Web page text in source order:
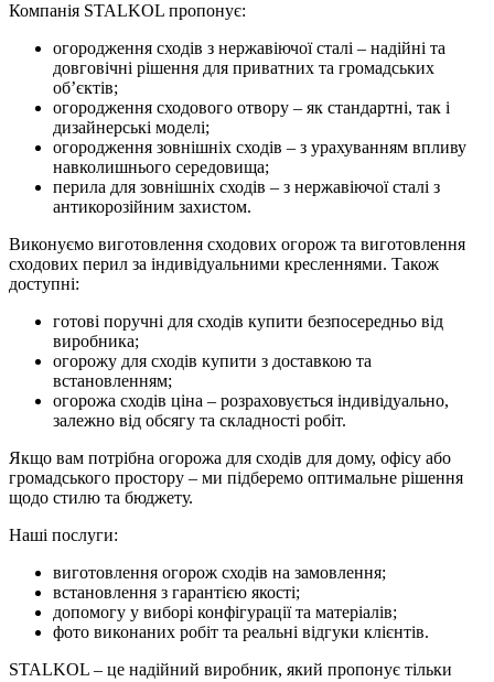
Компанія STALKOL пропонує:
огородження сходів з нержавіючої сталі – надійні та
довговічні рішення для приватних та громадських
об’єктів;
огородження сходового отвору – як стандартні, так і
дизайнерські моделі;
огородження зовнішніх сходів – з урахуванням впливу
навколишнього середовища;
перила для зовнішніх сходів – з нержавіючої сталі з
антикорозійним захистом.
Виконуємо виготовлення сходових огорож та виготовлення
сходових перил за індивідуальними кресленнями. Також
доступні:
готові поручні для сходів купити безпосередньо від
виробника;
огорожу для сходів купити з доставкою та
встановленням;
огорожа сходів ціна – розраховується індивідуально,
залежно від обсягу та складності робіт.
Якщо вам потрібна огорожа для сходів для дому, офісу або
громадського простору – ми підберемо оптимальне рішення
щодо стилю та бюджету.
Наші послуги:
виготовлення огорож сходів на замовлення;
встановлення з гарантією якості;
допомогу у виборі конфігурації та матеріалів;
фото виконаних робіт та реальні відгуки клієнтів.
STALKOL – це надійний виробник, який пропонує тільки